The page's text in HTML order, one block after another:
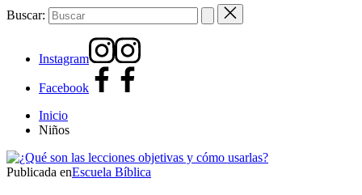
Buscar:
Instagram
Facebook
Inicio
Niños
Publicada enEscuela Bíblica